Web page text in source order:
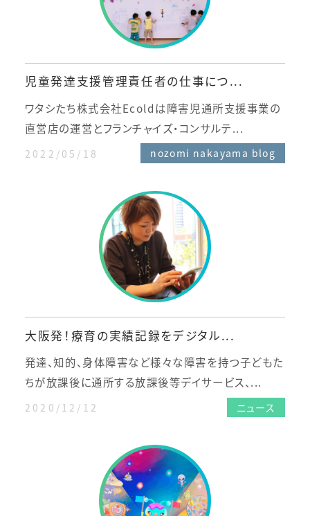
児童発達支援管理責任者の仕事につ...
ワタシたち株式会社Ecoldは障害児通所支援事業の
直営店の運営とフランチャイズ・コンサルテ...
2022/05/18 nozomi nakayama blog
大阪発！療育の実績記録をデジタル...
発達、知的、身体障害など様々な障害を持つ子どもた
ちが放課後に通所する放課後等デイサービス、...
2020/12/12 ニュース